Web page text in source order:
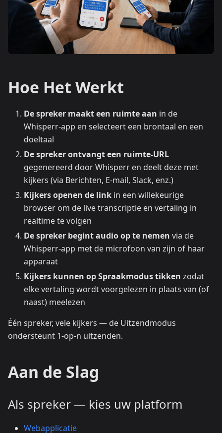
Hoe Het Werkt
De spreker maakt een ruimte aan in de
Whisperr-app en selecteert een brontaal en een
doeltaal
De spreker ontvangt een ruimte-URL
gegenereerd door Whisperr en deelt deze met
kijkers (via Berichten, E-mail, Slack, enz.)
Kijkers openen de link in een willekeurige
browser om de live transcriptie en vertaling in
realtime te volgen
De spreker begint audio op te nemen via de
Whisperr-app met de microfoon van zijn of haar
apparaat
Kijkers kunnen op Spraakmodus tikken zodat
elke vertaling wordt voorgelezen in plaats van (of
naast) meelezen
Één spreker, vele kijkers — de Uitzendmodus
ondersteunt 1-op-n uitzenden.
Aan de Slag
Als spreker — kies uw platform
Webapplicatie